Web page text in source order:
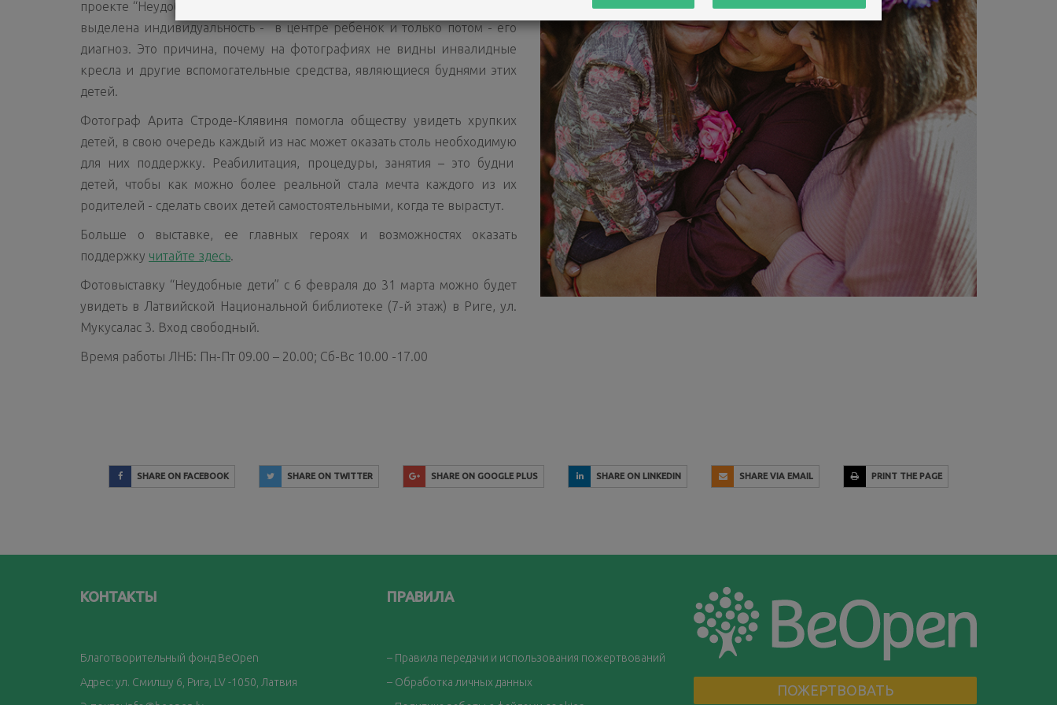
проекте “Неудобные дети” не акцентируется инвалидность, а, наоборот,
выделена индивидуальность - в центре ребенок и только потом - его
диагноз. Это причина, почему на фотографиях не видны инвалидные
кресла и другие вспомогательные средства, являющиеся буднями этих
детей.
Фотограф Арита Строде-Клявиня помогла обществу увидеть хрупких
детей, в свою очередь каждый из нас может оказать столь необходимую
для них поддержку. Реабилитация, процедуры, занятия – это будни
детей, чтобы как можно более реальной стала мечта каждого из их
родителей - сделать своих детей самостоятельными, когда те вырастут.
Больше о выставке, ее главных героях и возможностях оказать
поддержку читайте здесь.
Фотовыставку “Неудобные дети” с 6 февраля до 31 марта можно будет
увидеть в Латвийской Национальной библиотеке (7-й этаж) в Риге, ул.
Мукусалас 3. Вход свободный.
Время работы ЛНБ: Пн-Пт 09.00 – 20.00; Сб-Вс 10.00 -17.00
SHARE ON FACEBOOK SHARE ON TWITTER SHARE ON GOOGLE PLUS SHARE ON LINKEDIN SHARE VIA EMAIL PRINT THE PAGE
КОНТАКТЫ
Благотворительный фонд BeOpen
Адрес: ул. Смилшу 6, Рига, LV -1050, Латвия
ПРАВИЛА
– Правила передачи и использования пожертвований
– Обработка личных данных
ПОЖЕРТВОВАТЬ